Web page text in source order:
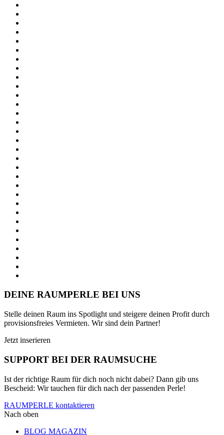
DEINE RAUMPERLE BEI UNS
Stelle deinen Raum ins Spotlight und steigere deinen Profit durch
provisionsfreies Vermieten. Wir sind dein Partner!
Jetzt inserieren
SUPPORT BEI DER RAUMSUCHE
Ist der richtige Raum für dich noch nicht dabei? Dann gib uns
Bescheid: Wir tauchen für dich nach der passenden Perle!
RAUMPERLE kontaktieren
Nach oben
BLOG MAGAZIN